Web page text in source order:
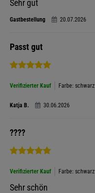
Sehr gut
Gastbestellung 20.07.2026
Passt gut
Verifizierter Kauf Farbe: schwarz
Katja B. 30.06.2026
????
Verifizierter Kauf Farbe: schwarz
Sehr schön